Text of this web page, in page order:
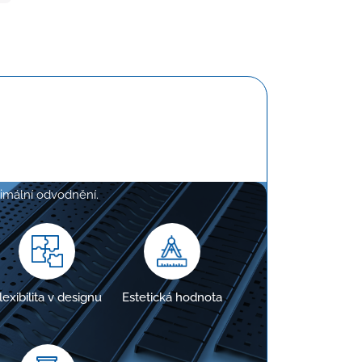
odvodnění.
v designu Estetická hodnota